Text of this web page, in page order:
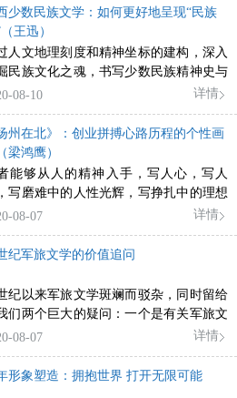
一位伟大的现实主义诗人。
少数民族文学：如何更好地呈现“民族
王迅）
人文地理刻度和精神坐标的建构，深入
民族文化之魂，书写少数民族精神史与
史，是新时代广西少数民族作家所肩负
08-10 详情
州在北》：创业拼搏心路历程的个性画
梁鸿鹰）
能够从人的精神入手，写人心，写人
写磨难中的人性光辉，写挣扎中的理想
，才有了《扬州在北》的可亲样貌，这
08-07 详情
纪军旅文学的价值追问
纪以来军旅文学斑斓而驳杂，同时留给
们两个巨大的疑问：一个是有关军旅文
身的，即军旅文学应该以怎样的审美方
关军旅文学的文化生存环境，即军旅文
08-07 详情
形象塑造：拥抱世界 打开无限可能